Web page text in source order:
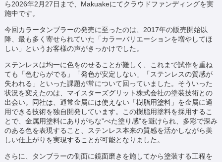
ら2026年2月27日まで、Makuakeにてクラウドファンディングを実
施中です。
今回カラータンブラーの発売に至ったのは、2017年の販売開始以
降、最も多く寄せられていた「カラーバリエーションを増やしてほ
しい」というお客様の声がきっかけでした。
ステンレスは均一に色をのせることが難しく、これまで試作を重ね
ても「色むらがでる」「発色が安定しない」「ステンレスの質感が
失われる」といった課題が常について回っていました。そういった
状況を変えたのは、マイスターズグリット株式会社の塗装技術との
出会い。同社は、通常金属には使えない「樹脂用塗料」を金属に適
用できる技術を独自開発しています。この樹脂用塗料を採用するこ
とで、金属用塗料にありがちな”べた塗り感”を避けられ、多彩で深み
のある色を表現すること、ステンレス本来の質感を活かしながら美
しい仕上がりを実現することが可能となりました。
さらに、タンブラーの側面に鏡面磨きを施してから塗装する工程を